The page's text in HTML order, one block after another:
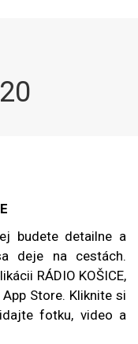
budete detailne a
deje na cestách.
RÁDIO KOŠICE,
Store. Kliknite si
fotku, video a